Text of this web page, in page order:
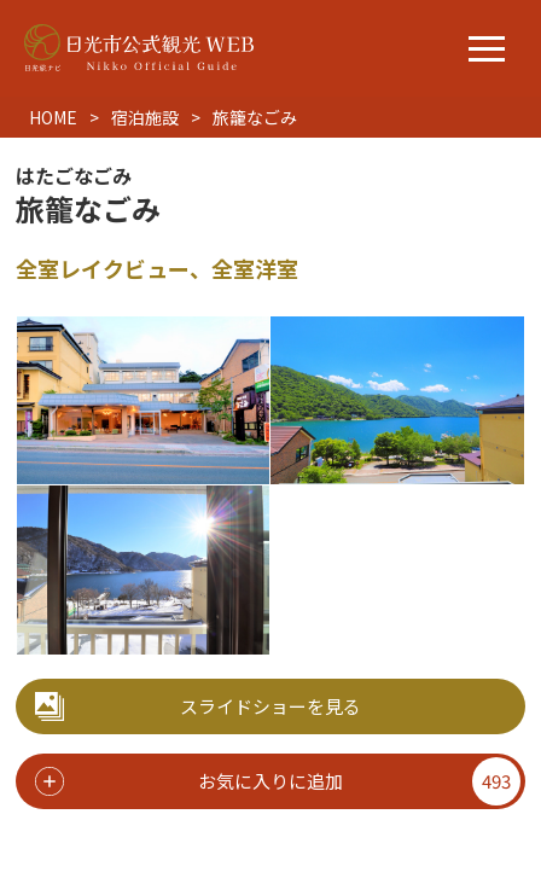
HOME 宿泊施設 旅籠なごみ
はたごなごみ
旅籠なごみ
全室レイクビュー、全室洋室
スライドショーを見る
お気に入りに追加 493